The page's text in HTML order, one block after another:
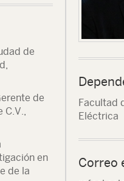
de
de
C.V.,
en
de la
Facultad
Eléctrica
Correo